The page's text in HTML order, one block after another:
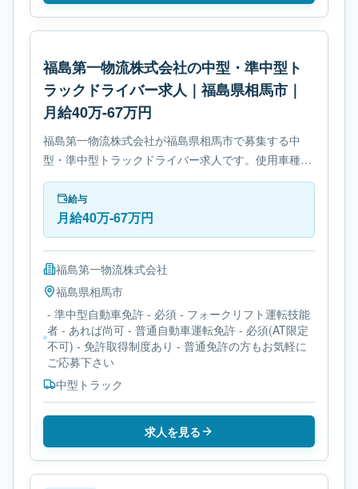
福島第一物流株式会社の中型・準中型ト
ラックドライバー求人｜福島県相馬市｜
月給40万-67万円
福島第一物流株式会社が福島県相馬市で募集する中
型・準中型トラックドライバー求人です。使用車種は
中型トラックです。勤務時間は- 変形労働時間制で
す。必要免許は- 準中型自動車免許です。
給与
月給40万-67万円
福島第一物流株式会社
福島県相馬市
- 準中型自動車免許 - 必須 - フォークリフト運転技能
者 - あれば尚可 - 普通自動車運転免許 - 必須(AT限定
不可) - 免許取得制度あり - 普通免許の方もお気軽に
ご応募下さい
中型トラック
求人を見る